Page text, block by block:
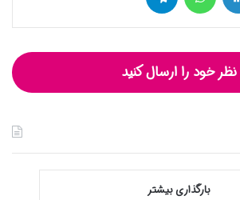
نظر خود را ارسال کنید
بارگذاری بیشتر